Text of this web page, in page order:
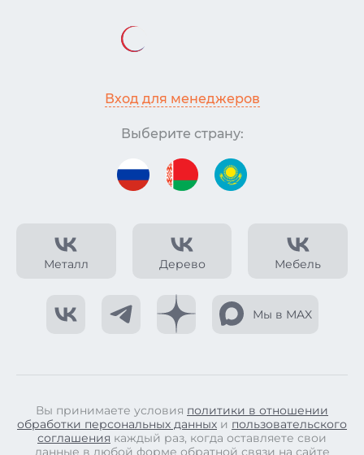
Металл Дерево Мебель
Мы в MAX
Вход для менеджеров
Выберите страну:
Вы принимаете условия политики в отношении
обработки персональных данных и пользовательского
соглашения каждый раз, когда оставляете свои
данные в любой форме обратной связи на сайте